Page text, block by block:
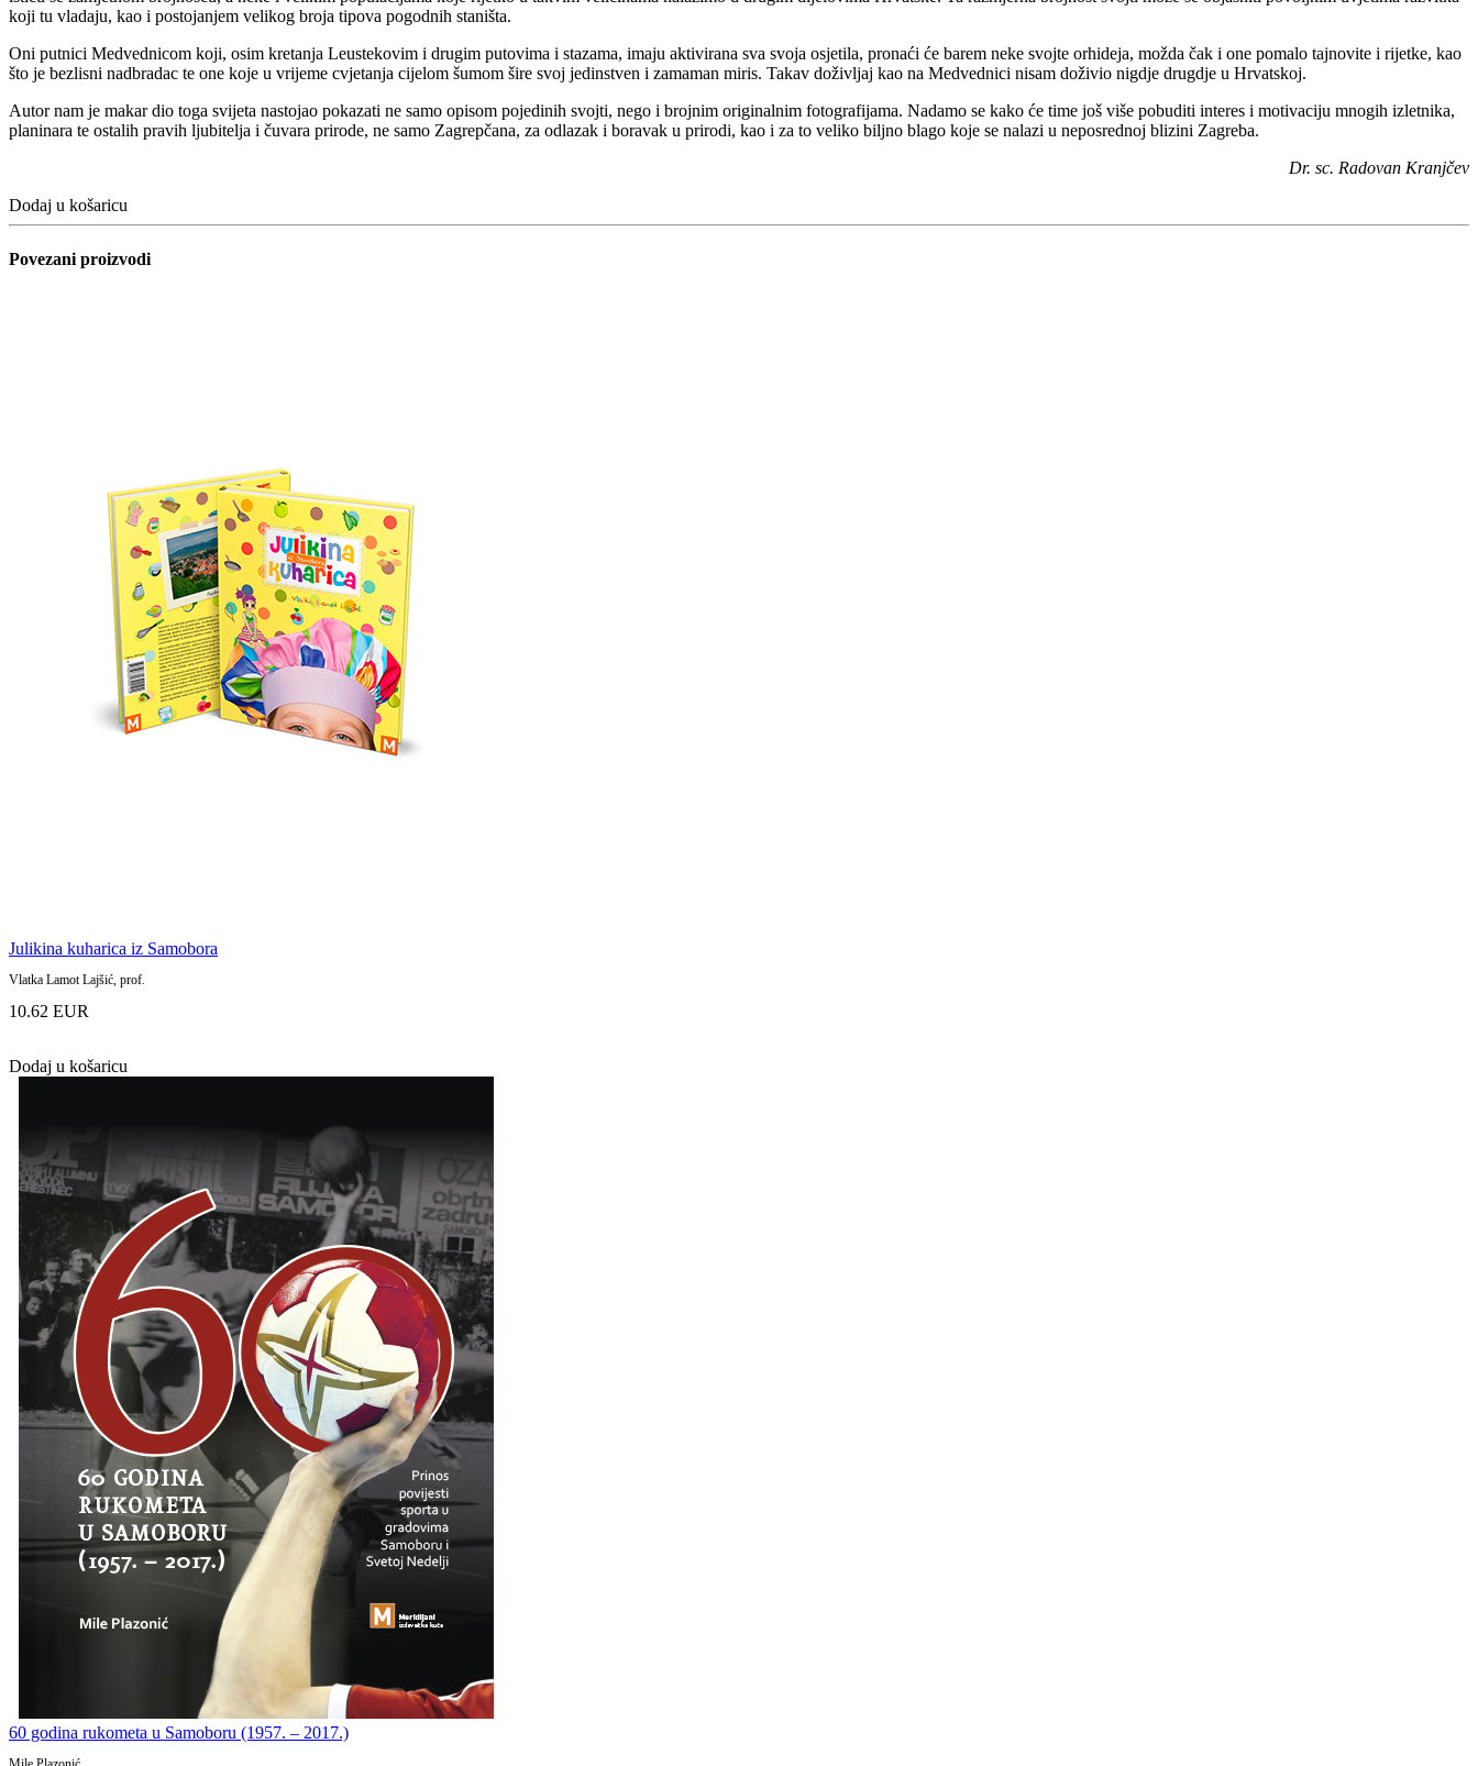
koji tu vladaju, kao i postojanjem velikog broja tipova pogodnih staništa.
Oni putnici Medvednicom koji, osim kretanja Leustekovim i drugim putovima i stazama, imaju aktivirana sva svoja osjetila, pronaći će barem neke svojte orhideja, možda čak i one pomalo tajnovite i rijetke, kao
što je bezlisni nadbradac te one koje u vrijeme cvjetanja cijelom šumom šire svoj jedinstven i zamaman miris. Takav doživljaj kao na Medvednici nisam doživio nigdje drugdje u Hrvatskoj.
Autor nam je makar dio toga svijeta nastojao pokazati ne samo opisom pojedinih svojti, nego i brojnim originalnim fotografijama. Nadamo se kako će time još više pobuditi interes i motivaciju mnogih izletnika,
planinara te ostalih pravih ljubitelja i čuvara prirode, ne samo Zagrepčana, za odlazak i boravak u prirodi, kao i za to veliko biljno blago koje se nalazi u neposrednoj blizini Zagreba.
Dr. sc. Radovan Kranjčev
Dodaj u košaricu
Povezani proizvodi
Julikina kuharica iz Samobora
Vlatka Lamot Lajšić, prof.
10.62 EUR
Dodaj u košaricu
60 godina rukometa u Samoboru (1957. – 2017.)